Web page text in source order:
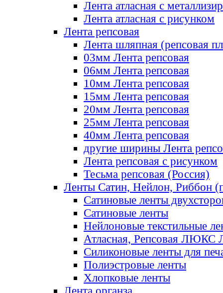
Лента атласная с
Лента атласная с рисунком
Лента репсовая
Лента шляпная (репсовая
03мм Лента репсовая
06мм Лента репсовая
10мм Лента репсовая
15мм Лента репсовая
20мм Лента репсовая
25мм Лента репсовая
40мм Лента репсовая
другие ширины Лента
Лента репсовая с рисунком
Тесьма репсовая (Россия)
Ленты Сатин, Нейлон, Риббон
Сатиновые ленты
Сатиновые ленты
Нейлоновые текстильные
Атласная, Репсовая ЛЮКС
Силиконовые ленты для
Полиэстровые ленты
Хлопковые ленты